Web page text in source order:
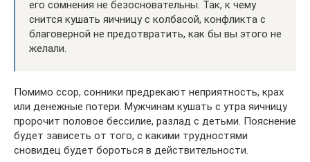
его сомнения не безосновательны. Так, к чему
снится кушать яичницу с колбасой, конфликта с
благоверной не предотвратить, как бы вы этого не
желали.
Помимо ссор, сонники предрекают неприятность, крах
или денежные потери. Мужчинам кушать с утра яичницу
пророчит половое бессилие, разлад с детьми. Пояснение
будет зависеть от того, с какими трудностями
сновидец будет бороться в действительности.